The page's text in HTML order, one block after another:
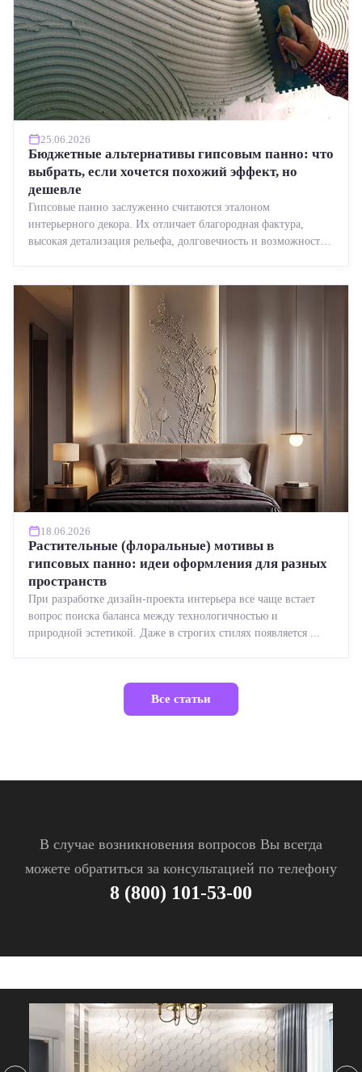
25.06.2026
Бюджетные альтернативы гипсовым панно: что
выбрать, если хочется похожий эффект, но
дешевле
Гипсовые панно заслуженно считаются эталоном
интерьерного декора. Их отличает благородная фактура,
высокая детализация рельефа, долговечность и возможность
18.06.2026
Растительные (флоральные) мотивы в
гипсовых панно: идеи оформления для разных
пространств
При разработке дизайн-проекта интерьера все чаще встает
вопрос поиска баланса между технологичностью и
природной эстетикой. Даже в строгих стилях появляется ...
Все статьи
В случае возникновения вопросов Вы всегда
можете обратиться за консультацией по телефону
8 (800) 101-53-00